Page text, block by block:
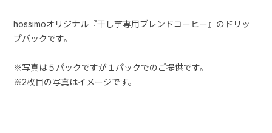
hossimoオリジナル『干し芋専用ブレンドコーヒー』のドリッ
プバックです。
※写真は５パックですが１パックでのご提供です。
※2枚目の写真はイメージです。